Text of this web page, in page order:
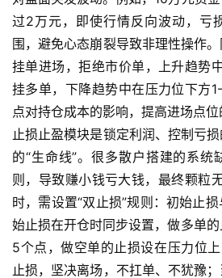
原
油
期
货
国
际
期
货
恒
指
期
过2万元，即使行情反向波动，亏
围，避免心态崩裂导致非理性操作
挂单进场，拒绝市价单，上升趋势
挂多单，下降趋势中在压力位下方
点对持仓成本的影响，提高进场点位
止损止盈模块是锁定利润、控制亏
的“生命线”。很多散户搭建的系统
则，导致赚小钱亏大钱，最终颗粒
时，需设置“双止损”规则：初始止
始止损在开仓时同步设置，做多单
5个点，做空单的止损设在压力位
止损，坚决离场，不扛单、不犹豫